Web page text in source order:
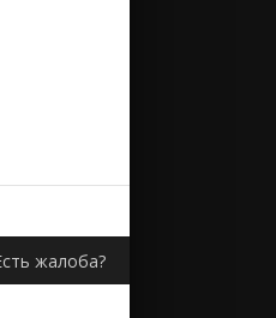
жалоба?